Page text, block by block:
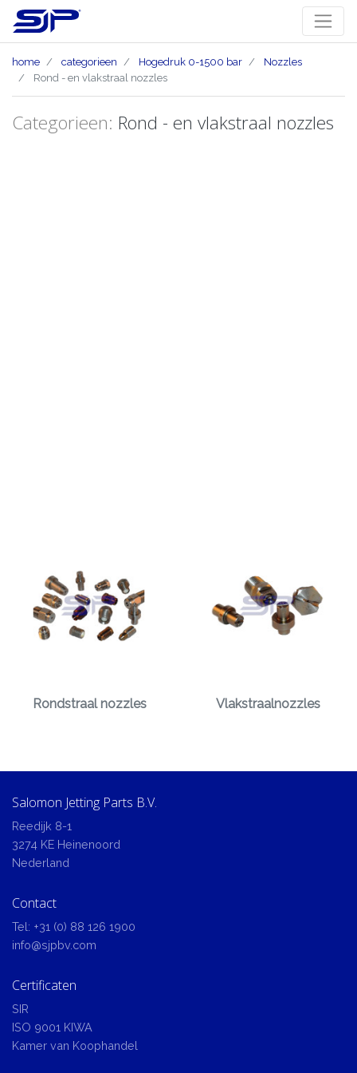
home categorieen Hogedruk 0-1500 bar
Nozzles
Rond - en vlakstraal nozzles
Categorieen: Rond - en vlakstraal nozzles
Rondstraal nozzles Vlakstraalnozzles
Salomon Jetting Parts B.V.
Reedijk 8-1
3274 KE Heinenoord
Nederland
Contact
Tel: +31 (0) 88 126 1900
info@sjpbv.com
Certificaten
SIR
ISO 9001 KIWA
Kamer van Koophandel